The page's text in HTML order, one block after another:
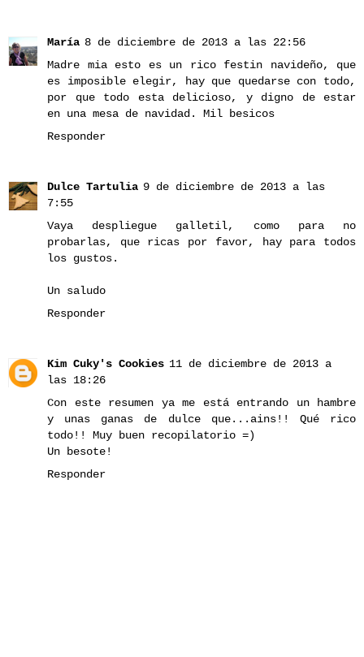
María 8 de diciembre de 2013 a las 22:56
Madre mia esto es un rico festin navideño, que
es imposible elegir, hay que quedarse con todo,
por que todo esta delicioso, y digno de estar
en una mesa de navidad. Mil besicos
Responder
Dulce Tartulia 9 de diciembre de 2013 a las
7:55
Vaya despliegue galletil, como para no
probarlas, que ricas por favor, hay para todos
los gustos.
Un saludo
Responder
Kim Cuky's Cookies 11 de diciembre de 2013 a
las 18:26
Con este resumen ya me está entrando un hambre
y unas ganas de dulce que...ains!! Qué rico
todo!! Muy buen recopilatorio =)
Un besote!
Responder